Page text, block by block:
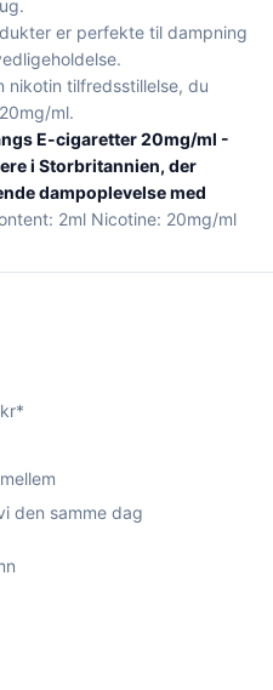
er perfekte til dampning
nikotin tilfredsstillelse, du
ml.
E-cigaretter 20mg/ml -
i Storbritannien, der
dampoplevelse med
2ml Nicotine: 20mg/ml
den samme dag